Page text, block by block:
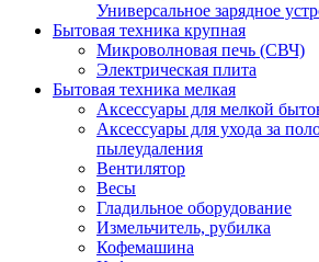
Универсальное зарядное
Бытовая техника крупная
Микроволновая печь (СВЧ)
Электрическая плита
Бытовая техника мелкая
Аксессуары для мелкой
Аксессуары для ухода за
пылеудаления
Вентилятор
Весы
Гладильное оборудование
Измельчитель, рубилка
Кофемашина